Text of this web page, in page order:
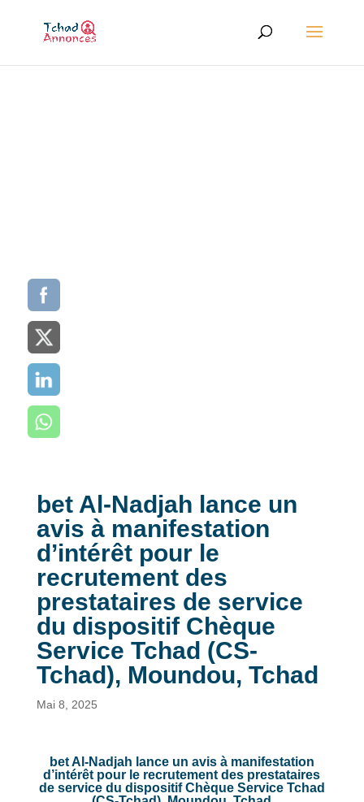
bet Al-Nadjah lance un
avis à manifestation
d’intérêt pour le
recrutement des
prestataires de service
du dispositif Chèque
Service Tchad (CS-
Tchad), Moundou, Tchad
Mai 8, 2025
bet Al-Nadjah lance un avis à manifestation
d’intérêt pour le recrutement des prestataires
de service du dispositif Chèque Service Tchad